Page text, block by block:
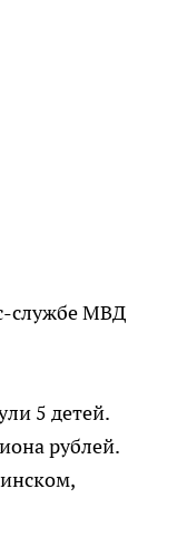
службе МВД
5 детей.
рублей.